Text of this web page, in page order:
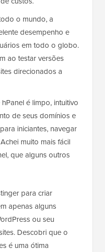
o mundo, a
desempenho e
em todo o globo.
ao testar versões
direcionados a
é limpo, intuitivo
de seus domínios e
iniciantes, navegar
muito mais fácil
que alguns outros
para criar
apenas alguns
ou seu
Descobri que o
é uma ótima